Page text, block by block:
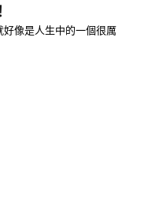
像是人生中的一個很厲